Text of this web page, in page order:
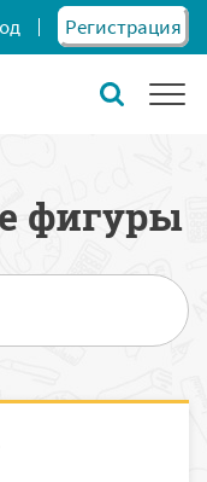
Регистрация
фигуры